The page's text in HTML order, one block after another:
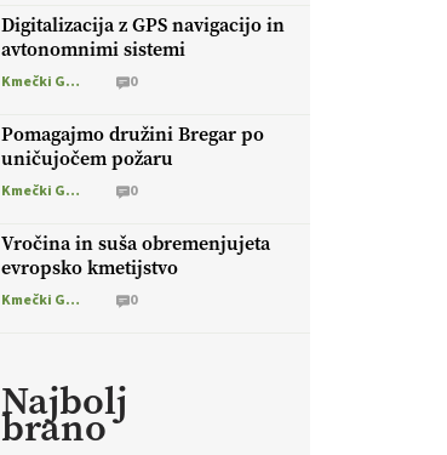
Digitalizacija z GPS navigacijo in
avtonomnimi sistemi
Kmečki Glas 0
Pomagajmo družini Bregar po
uničujočem požaru
Kmečki Glas 0
Vročina in suša obremenjujeta
evropsko kmetijstvo
Kmečki Glas 0
Najbolj
brano